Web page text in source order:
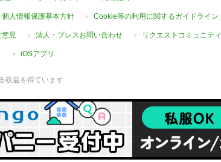
個人情報保護基本方針 Cookie等の利用に関するガイドライン
意見 法人・プレスお問い合わせ リクエストコミュニティ
iOSアプリ
収益を得ています